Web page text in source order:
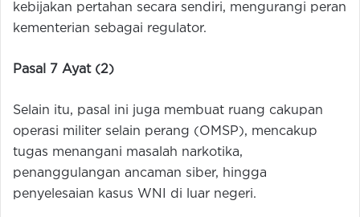
kebijakan pertahan secara sendiri, mengurangi peran
kementerian sebagai regulator.
Pasal 7 Ayat (2)
Selain itu, pasal ini juga membuat ruang cakupan
operasi militer selain perang (OMSP), mencakup
tugas menangani masalah narkotika,
penanggulangan ancaman siber, hingga
penyelesaian kasus WNI di luar negeri.